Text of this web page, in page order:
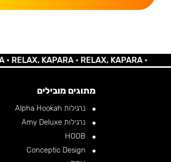
KAPARA •RELAX, KAPARA •
מתוגים מובילים
נרגילות Alpha Hookah
נרגילות Amy Deluxe